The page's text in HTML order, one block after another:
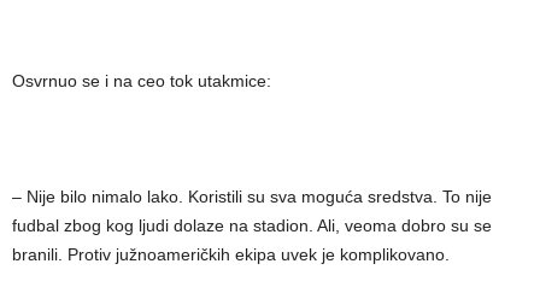
Osvrnuo se i na ceo tok utakmice:
– Nije bilo nimalo lako. Koristili su sva moguća sredstva. To nije
fudbal zbog kog ljudi dolaze na stadion. Ali, veoma dobro su se
branili. Protiv južnoameričkih ekipa uvek je komplikovano.